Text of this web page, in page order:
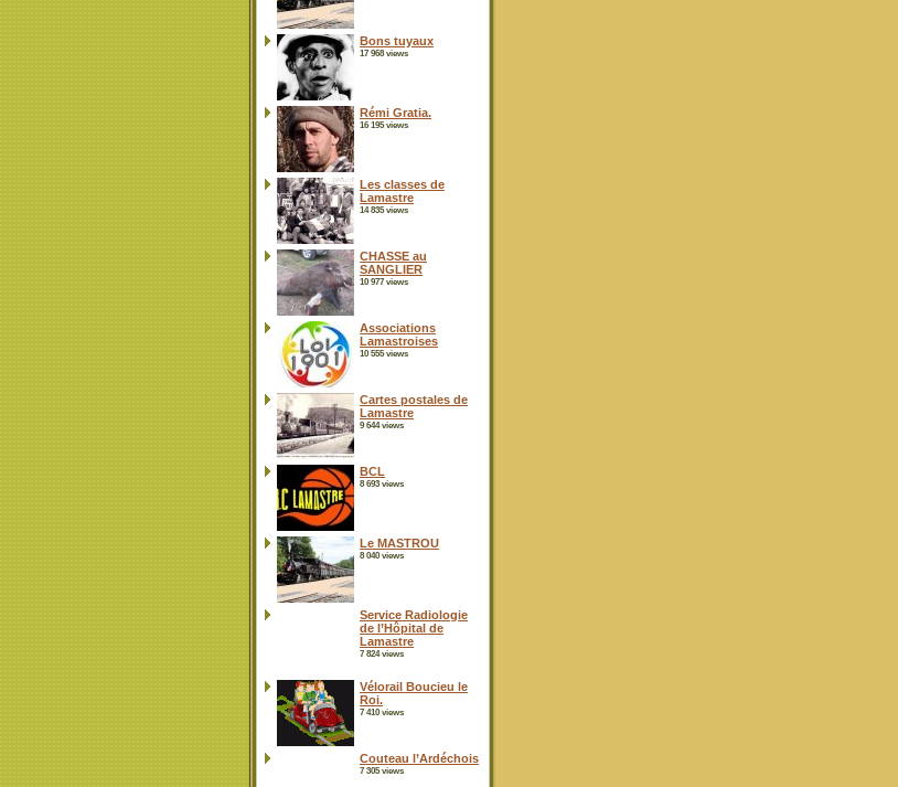
Bons tuyaux
17 968 views
Rémi Gratia.
16 195 views
Les classes de
Lamastre
14 835 views
CHASSE au
SANGLIER
10 977 views
Associations
Lamastroises
10 555 views
Cartes postales de
Lamastre
9 644 views
BCL
8 693 views
Le MASTROU
8 040 views
Service Radiologie
de l’Hôpital de
Lamastre
7 824 views
Vélorail Boucieu le
Roi.
7 410 views
Couteau l’Ardéchois
7 305 views